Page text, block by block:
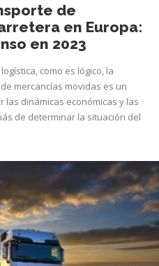
de
en Europa:
en 2023
como es lógico, la
mercancías movidas es un
dinámicas económicas y las
de determinar la situación del